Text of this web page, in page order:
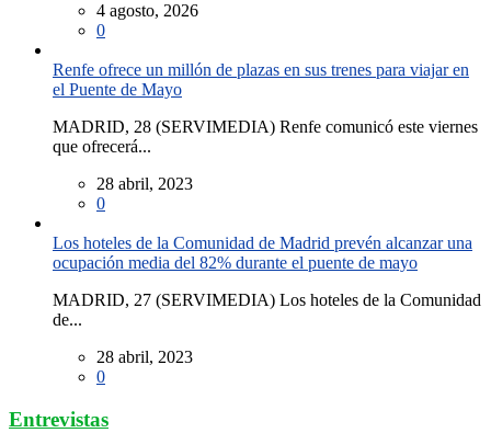
4 agosto, 2026
0
Renfe ofrece un millón de plazas en sus trenes para viajar en
el Puente de Mayo
MADRID, 28 (SERVIMEDIA) Renfe comunicó este viernes
que ofrecerá...
28 abril, 2023
0
Los hoteles de la Comunidad de Madrid prevén alcanzar una
ocupación media del 82% durante el puente de mayo
MADRID, 27 (SERVIMEDIA) Los hoteles de la Comunidad
de...
28 abril, 2023
0
Entrevistas